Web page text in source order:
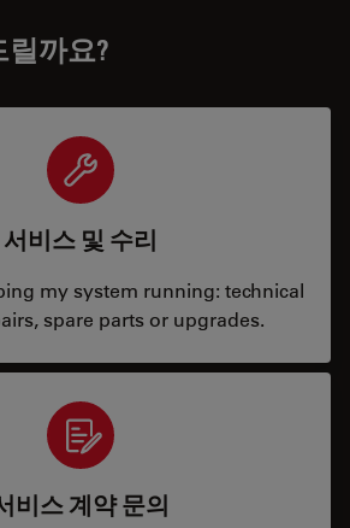
까요?
서비스 및 수리
my system running: technical
spare parts or upgrades.
비스 계약 문의